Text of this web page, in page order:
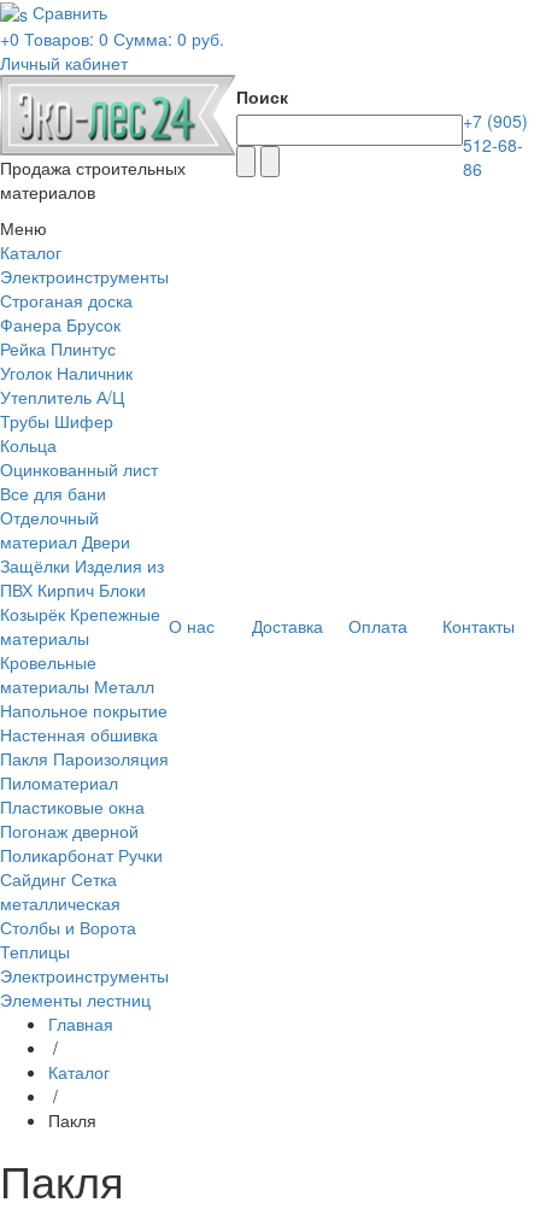
Сравнить
+0 Товаров: 0 Сумма: 0 руб.
Личный кабинет
Продажа строительных
материалов
Поиск
+7 (905)
512-68-
86
Меню
Каталог
Электроинструменты
Строганая доска
Фанера Брусок
Рейка Плинтус
Уголок Наличник
Утеплитель А/Ц
Трубы Шифер
Кольца
Оцинкованный лист
Все для бани
Отделочный
материал Двери
Защёлки Изделия из
ПВХ Кирпич Блоки
Козырёк Крепежные
материалы
Кровельные
материалы Металл
Напольное покрытие
Настенная обшивка
Пакля Пароизоляция
Пиломатериал
Пластиковые окна
Погонаж дверной
Поликарбонат Ручки
Сайдинг Сетка
металлическая
Столбы и Ворота
Теплицы
Электроинструменты
Элементы лестниц
О нас Доставка Оплата Контакты
Главная
/
Каталог
/
Пакля
Пакля